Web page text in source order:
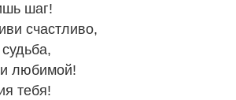
шаг!
счастливо,
любимой!
тебя!